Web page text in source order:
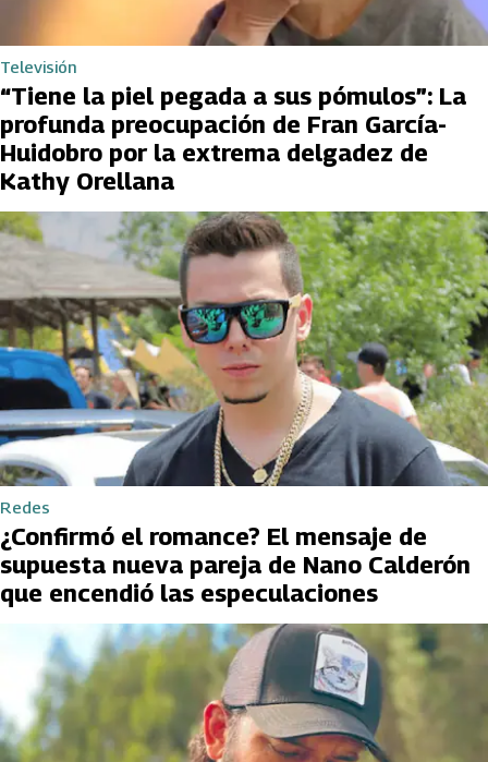
Televisión
“Tiene la piel pegada a sus pómulos”: La
profunda preocupación de Fran García-
Huidobro por la extrema delgadez de
Kathy Orellana
Redes
¿Confirmó el romance? El mensaje de
supuesta nueva pareja de Nano Calderón
que encendió las especulaciones